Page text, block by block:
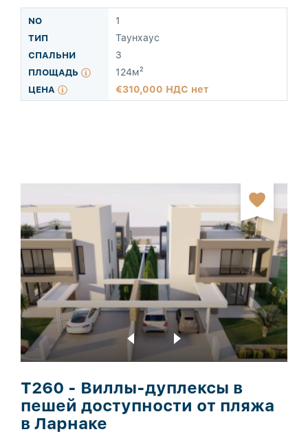
1
Таунхаус
3
124м²
310,000 НДС нет
T260 - Виллы-дуплексы в
пешей доступности от пляжа
в Ларнаке